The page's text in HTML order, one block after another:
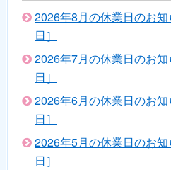
2026年8月の休業日のお
日］
2026年7月の休業日のお
日］
2026年6月の休業日のお
日］
2026年5月の休業日のお
日］